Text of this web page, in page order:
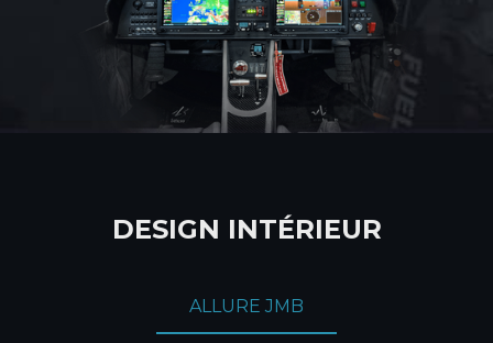
DESIGN INTÉRIEUR
ALLURE JMB